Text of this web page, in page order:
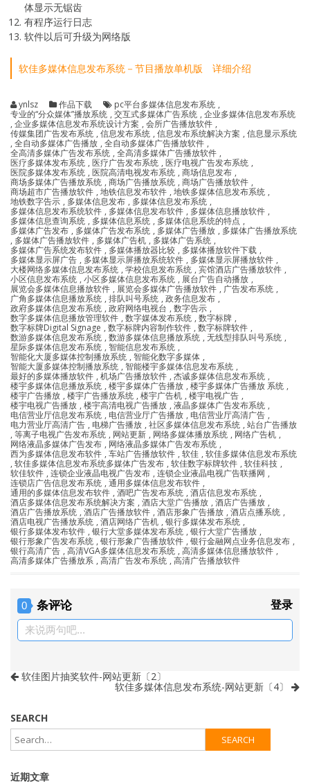
体显示无锯齿
有程序运行日志
软件以后可升级为网络版
软佳多媒体信息发布系统－节目播放单机版 详细介绍
ynlsz 作品下载 pc平台多媒体信息发布系统 ,
专业的“分众媒体”播放系统 , 交互式多媒体广告系统 , 企业多媒体信息发布系统
, 企业多媒体信息发布系统设计方案 , 会所广告播放软件 ,
传媒集团广告发布系统 , 信息发布系统 , 信息发布系统解决方案 , 信息显示系统
, 全自动多媒体广告播放 , 全自动多媒体广告播放软件 ,
全高清多媒体广告发布系统 , 全高清多媒体广告播放软件 ,
医疗多媒体发布系统 , 医疗广告发布系统 , 医疗电视广告发布系统 ,
医院多媒体发布系统 , 医院高清电视发布系统 , 商场信息发布 ,
商场多媒体广告播放系统 , 商场广告播放系统 , 商场广告播放软件 ,
商场超市广告播放软件 , 地铁信息发布软件 , 地铁多媒体信息发布系统 ,
地铁数字告示 , 多媒体信息发布 , 多媒体信息发布系统 ,
多媒体信息发布系统软件 , 多媒体信息发布软件 , 多媒体信息播放软件 ,
多媒体信息查询系统 , 多媒体信息系统 , 多媒体信息系统的特点 ,
多媒体广告发布 , 多媒体广告发布系统 , 多媒体广告播放 , 多媒体广告播放系统
, 多媒体广告播放软件 , 多媒体广告机 , 多媒体广告系统 ,
多媒体广告系统发布软件 , 多媒体播放器比较 , 多媒体播放软件下载 ,
多媒体显示屏广告 , 多媒体显示屏播放系统软件 , 多媒体显示屏播放软件 ,
大楼网络多媒体信息发布系统 , 学校信息发布系统 , 宾馆酒店广告播放软件 ,
小区信息发布系统 , 小区多媒体信息发布系统 , 展台广告自动播放 ,
展览会多媒体信息播放软件 , 展览会多媒体广告播放软件 , 广告发布系统 ,
广角多媒体信息播放系统 , 排队叫号系统 , 政务信息发布 ,
政府多媒体信息发布系统 , 政府网络电视台 , 数字告示 ,
数字多媒体信息播放管理软件 , 数字媒体发布系统 , 数字标牌 ,
数字标牌Digital Signage , 数字标牌内容制作软件 , 数字标牌软件 ,
数游多媒体信息发布系统 , 数游多媒体信息播放系统 , 无线型排队叫号系统 ,
星际多媒体信息发布系统 , 智能信息发布系统 ,
智能化大厦多媒体控制播放系统 , 智能化数字多媒体 ,
智能大厦多媒体控制播放系统 , 智能楼宇多媒体信息发布系统 ,
最好的多媒体播放软件 , 机场广告播放软件 , 杰诚多媒体信息发布系统 ,
楼宇多媒体信息播放系统 , 楼宇多媒体广告播放 , 楼宇多媒体广告播放 系统 ,
楼宇广告播放 , 楼宇广告播放系统 , 楼宇广告机 , 楼宇电视广告 ,
楼宇电视广告播放 , 楼宇高清电视广告播放 , 液晶多媒体广告发布系统 ,
电信营业厅信息发布系统 , 电信营业厅广告播放 , 电信营业厅高清广告 ,
电力营业厅高清广告 , 电梯广告播放 , 社区多媒体信息发布系统 , 站台广告播放
, 等离子电视广告发布系统 , 网站更新 , 网络多媒体播放系统 , 网络广告机 ,
网络液晶多媒体广告发布 , 网络液晶多媒体广告发布系统 ,
西为多媒体信息发布软件 , 车站广告播放软件 , 软佳 , 软佳多媒体信息发布系统
, 软佳多媒体信息发布系统多媒体广告发布 , 软佳数字标牌软件 , 软佳科技 ,
软佳软件 , 连锁企业液晶电视广告发布 , 连锁企业液晶电视广告联播网 ,
连锁店广告信息发布系统 , 通用多媒体信息发布软件 ,
通用的多媒体信息发布软件 , 酒吧广告发布系统 , 酒店信息发布系统 ,
酒店多媒体信息发布系统解决方案 , 酒店大堂广告播放 , 酒店广告播放 ,
酒店广告播放系统 , 酒店广告播放软件 , 酒店形象广告播放 , 酒店点播系统 ,
酒店电视广告播放系统 , 酒店网络广告机 , 银行多媒体发布系统 ,
银行多媒体发布软件 , 银行大堂多媒体发布系统 , 银行大堂广告播放 ,
银行形象广告发布系统 , 银行形象广告播放软件 , 银行金融网点业务信息发布 ,
银行高清广告 , 高清VGA多媒体信息发布系统 , 高清多媒体信息播放软件 ,
高清多媒体广告播放系 , 高清广告发布系统 , 高清广告播放软件
0 条评论 登录
来说两句吧...
软佳图片抽奖软件-网站更新〔2〕
软佳多媒体信息发布系统-网站更新〔4〕
SEARCH
近期文章